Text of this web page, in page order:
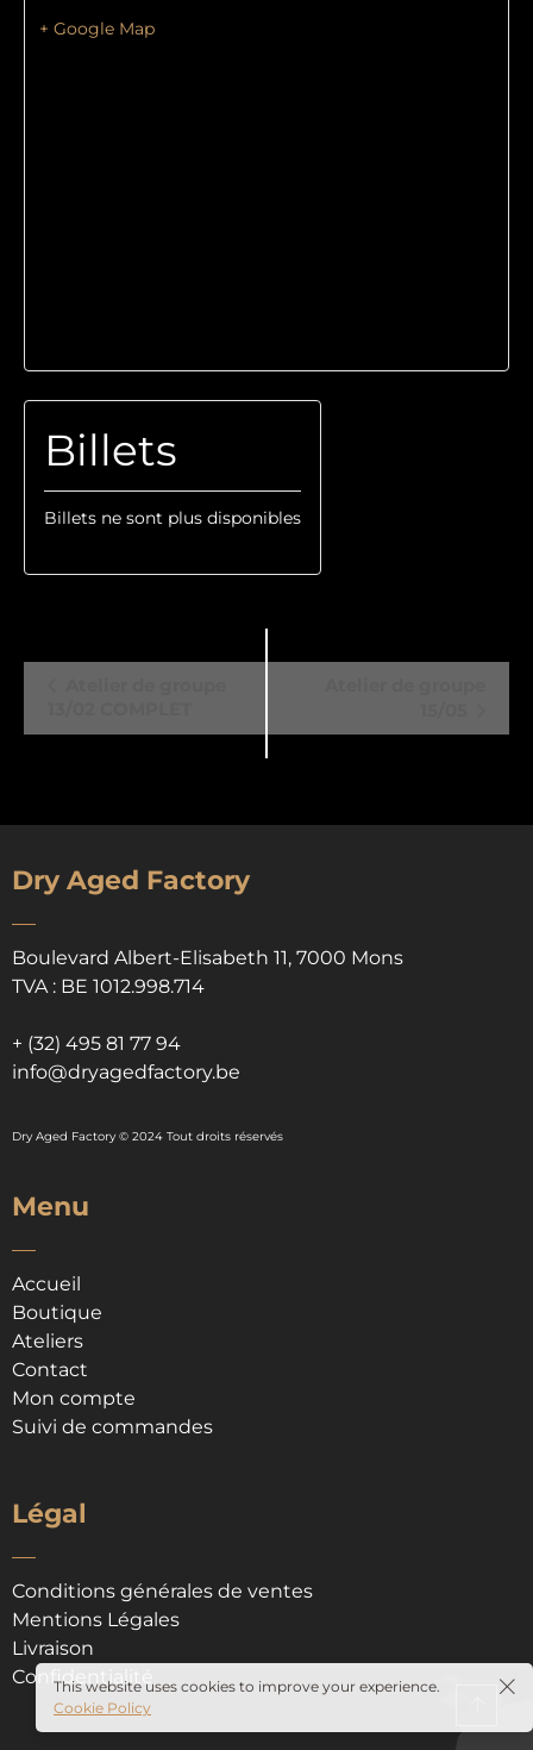
+ Google Map
Billets
Billets ne sont plus disponibles
Évènement
Dry Aged Factory
Boulevard Albert-Elisabeth 11, 7000 Mons
TVA : BE 1012.998.714
+ (32) 495 81 77 94
info@dryagedfactory.be
Dry Aged Factory © 2024 Tout droits réservés
Menu
Accueil
Boutique
Ateliers
Contact
Mon compte
Suivi de commandes
Légal
Conditions générales de ventes
Mentions Légales
Livraison
Confidentialité
This website uses cookies to improve your experience.
Cookie Policy